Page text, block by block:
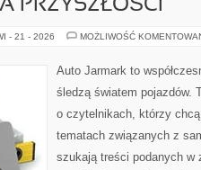
PRZYSZŁOŚCI
- 21 - 2026 MOŻLIWOŚĆ
Auto Jarmark to
śledzą światem pojazdów.
o czytelnikach, którzy
tematach związanych z
szukają treści podanych w